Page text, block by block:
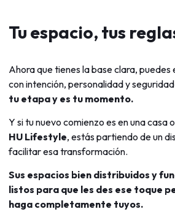
Tu espacio, tus
Ahora que tienes la base clara,
con intención, personalidad y
tu etapa y es tu momento.
Y si tu nuevo comienzo es en una
HU Lifestyle, estás partiendo de un
facilitar esa transformación.
Sus espacios bien distribuidos y
listos para que les des ese toque
haga completamente tuyos.